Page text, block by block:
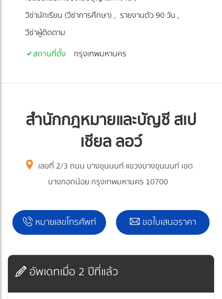
วีซ่านักเรียน (วีซ่าการศึกษา)
รายงานตัว 90 วัน
วีซ่าผู้ติดตาม
สถานที่ตั้ง
กรุงเทพมหานคร
สำนักกฎหมายและบัญชี สเป
เชียล ลอว์
เลขที่ 2/3 ถนน บางขุนนนท์ แขวงบางขุนนนท์ เขต
บางกอกน้อย กรุงเทพมหานคร 10700
หมายเลขโทรศัพท์ ขอใบเสนอราคา
อัพเดทเมื่อ 2 ปีที่แล้ว